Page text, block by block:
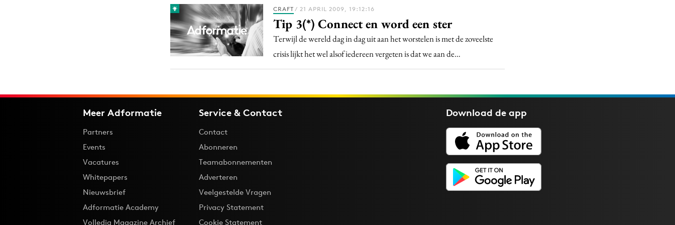
Gedragsverandering
Influencer marketing
Interne communicatie
Reputatie & crisis
CRAFT / 21 APRIL 2009, 19:12:16
Tip 3(*) Connect en word een ster
Terwijl de wereld dag in dag uit aan het worstelen is met de zoveelste
crisis lijkt het wel alsof iedereen vergeten is dat we aan de…
Meer Adformatie
Partners
Events
Vacatures
Whitepapers
Nieuwsbrief
Adformatie Academy
Volledig Magazine Archief
Service & Contact
Contact
Abonneren
Teamabonnementen
Adverteren
Veelgestelde Vragen
Privacy Statement
Cookie Statement
Download deapp